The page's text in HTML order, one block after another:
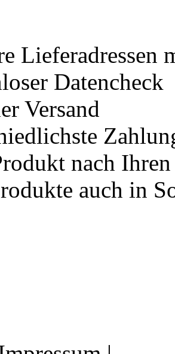
Lieferadressen
Datencheck
Versand
nach
auch in